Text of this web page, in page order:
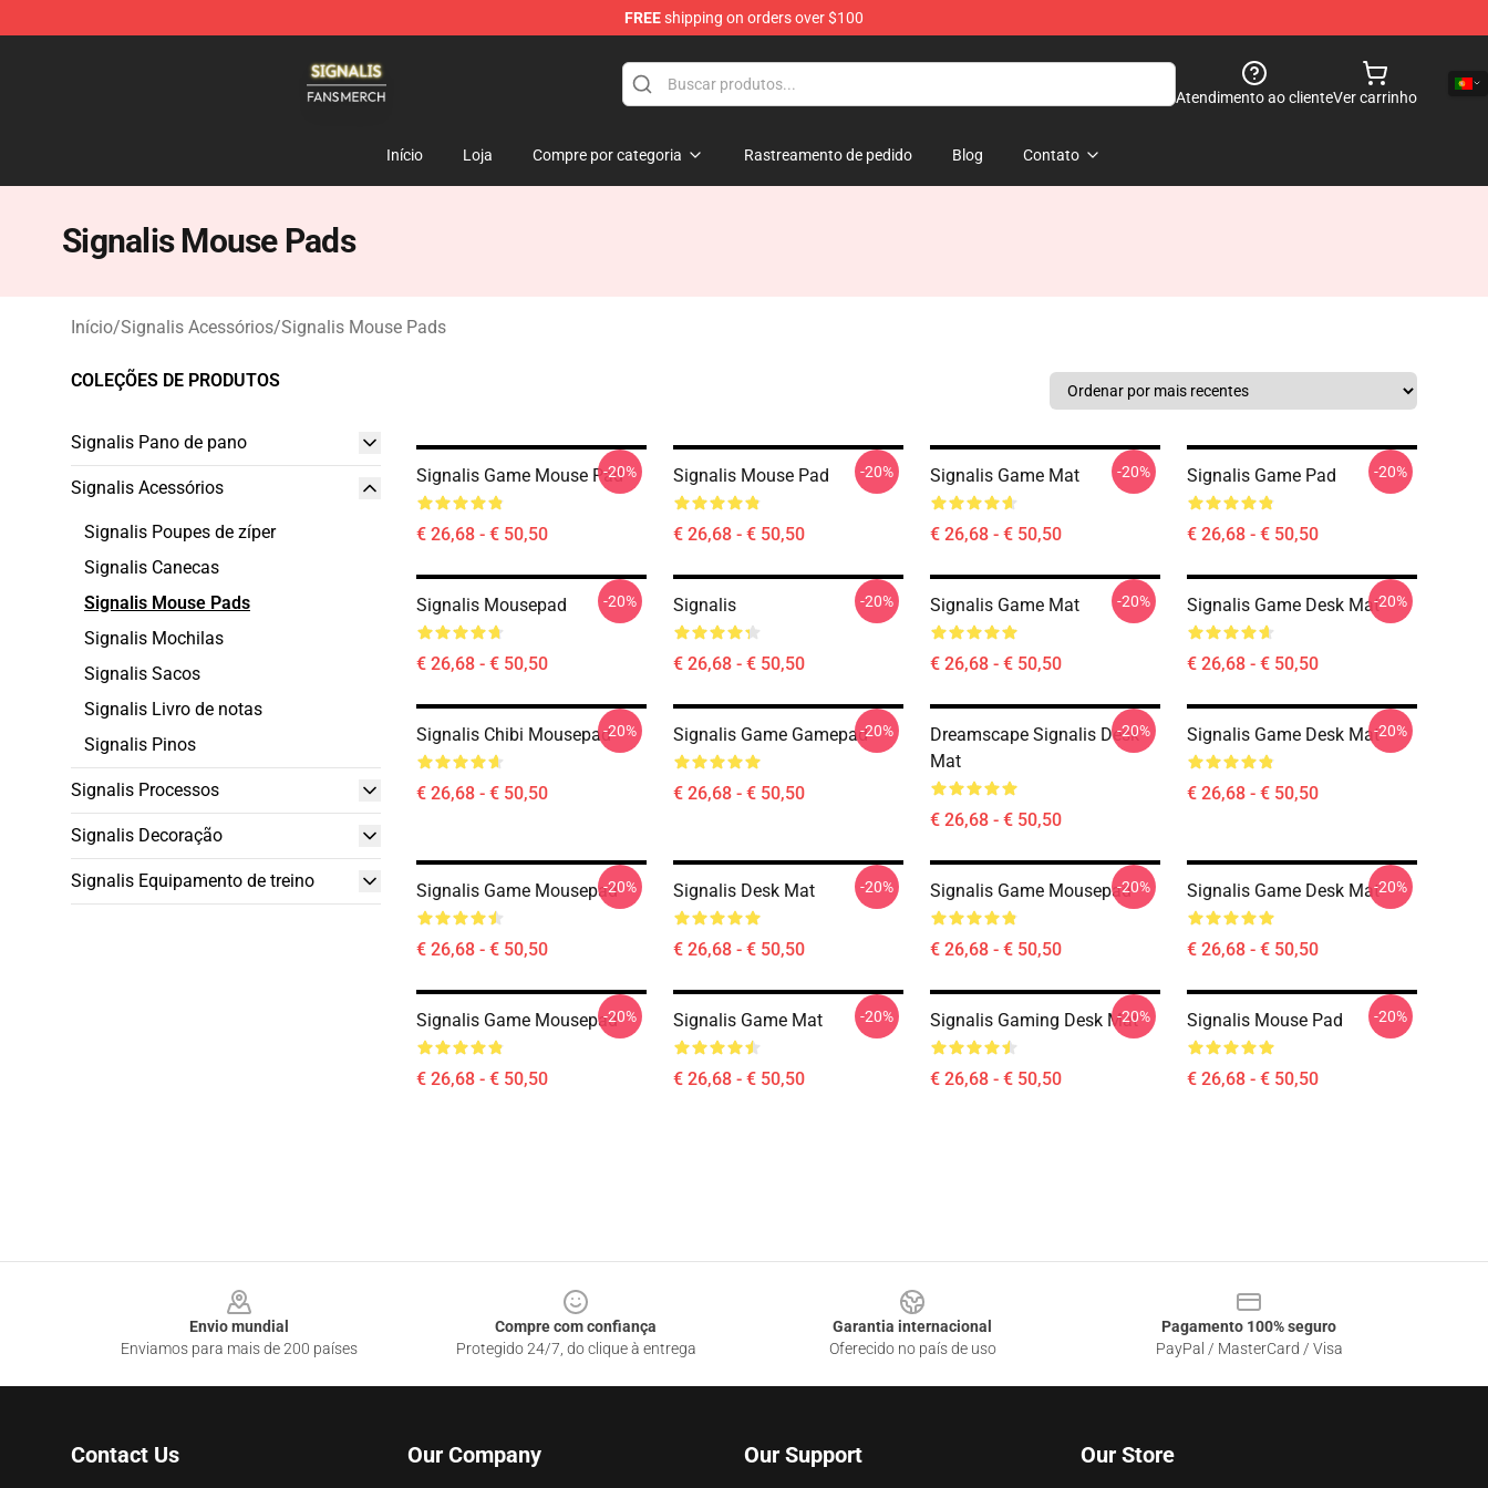
FREEshipping on orders over $100
Atendimento ao clienteVer carrinho
Início Loja Compre por categoria Rastreamento de pedido Blog Contato
Signalis Mouse Pads
Início/Signalis Acessórios/Signalis Mouse Pads
COLEÇÕES DE PRODUTOS
Signalis Pano de pano
Signalis Acessórios
Signalis Poupes de zíper
Signalis Canecas
Signalis Mouse Pads
Signalis Mochilas
Signalis Sacos
Signalis Livro de notas
Signalis Pinos
Signalis Processos
Signalis Decoração
Signalis Equipamento de treino
Signalis Game Mouse Pad
€ 26,68 - € 50,50
-20% Signalis Mouse Pad
€ 26,68 - € 50,50
-20% Signalis Game Mat
€ 26,68 - € 50,50
-20% Signalis Game Pad
€ 26,68 - € 50,50
-20%
Signalis Mousepad
€ 26,68 - € 50,50
-20% Signalis
€ 26,68 - € 50,50
-20% Signalis Game Mat
€ 26,68 - € 50,50
-20% Signalis Game Desk Mat
€ 26,68 - € 50,50
-20%
Signalis Chibi Mousepad
€ 26,68 - € 50,50
-20% Signalis Game Gamepad
€ 26,68 - € 50,50
-20%
Dreamscape Signalis Desk
Mat
€ 26,68 - € 50,50
-20% Signalis Game Desk Mat
€ 26,68 - € 50,50
-20%
Signalis Game Mousepad
€ 26,68 - € 50,50
-20% Signalis Desk Mat
€ 26,68 - € 50,50
-20% Signalis Game Mousepad
€ 26,68 - € 50,50
-20% Signalis Game Desk Mat
€ 26,68 - € 50,50
-20%
Signalis Game Mousepad
€ 26,68 - € 50,50
-20% Signalis Game Mat
€ 26,68 - € 50,50
-20% Signalis Gaming Desk Mat
€ 26,68 - € 50,50
-20% Signalis Mouse Pad
€ 26,68 - € 50,50
-20%
Envio mundial
Enviamos para mais de 200 países
Compre com confiança
Protegido 24/7, do clique à entrega
Garantia internacional
Oferecido no país de uso
Pagamento 100% seguro
PayPal / MasterCard / Visa
Contact Us Our Company Our Support Our Store